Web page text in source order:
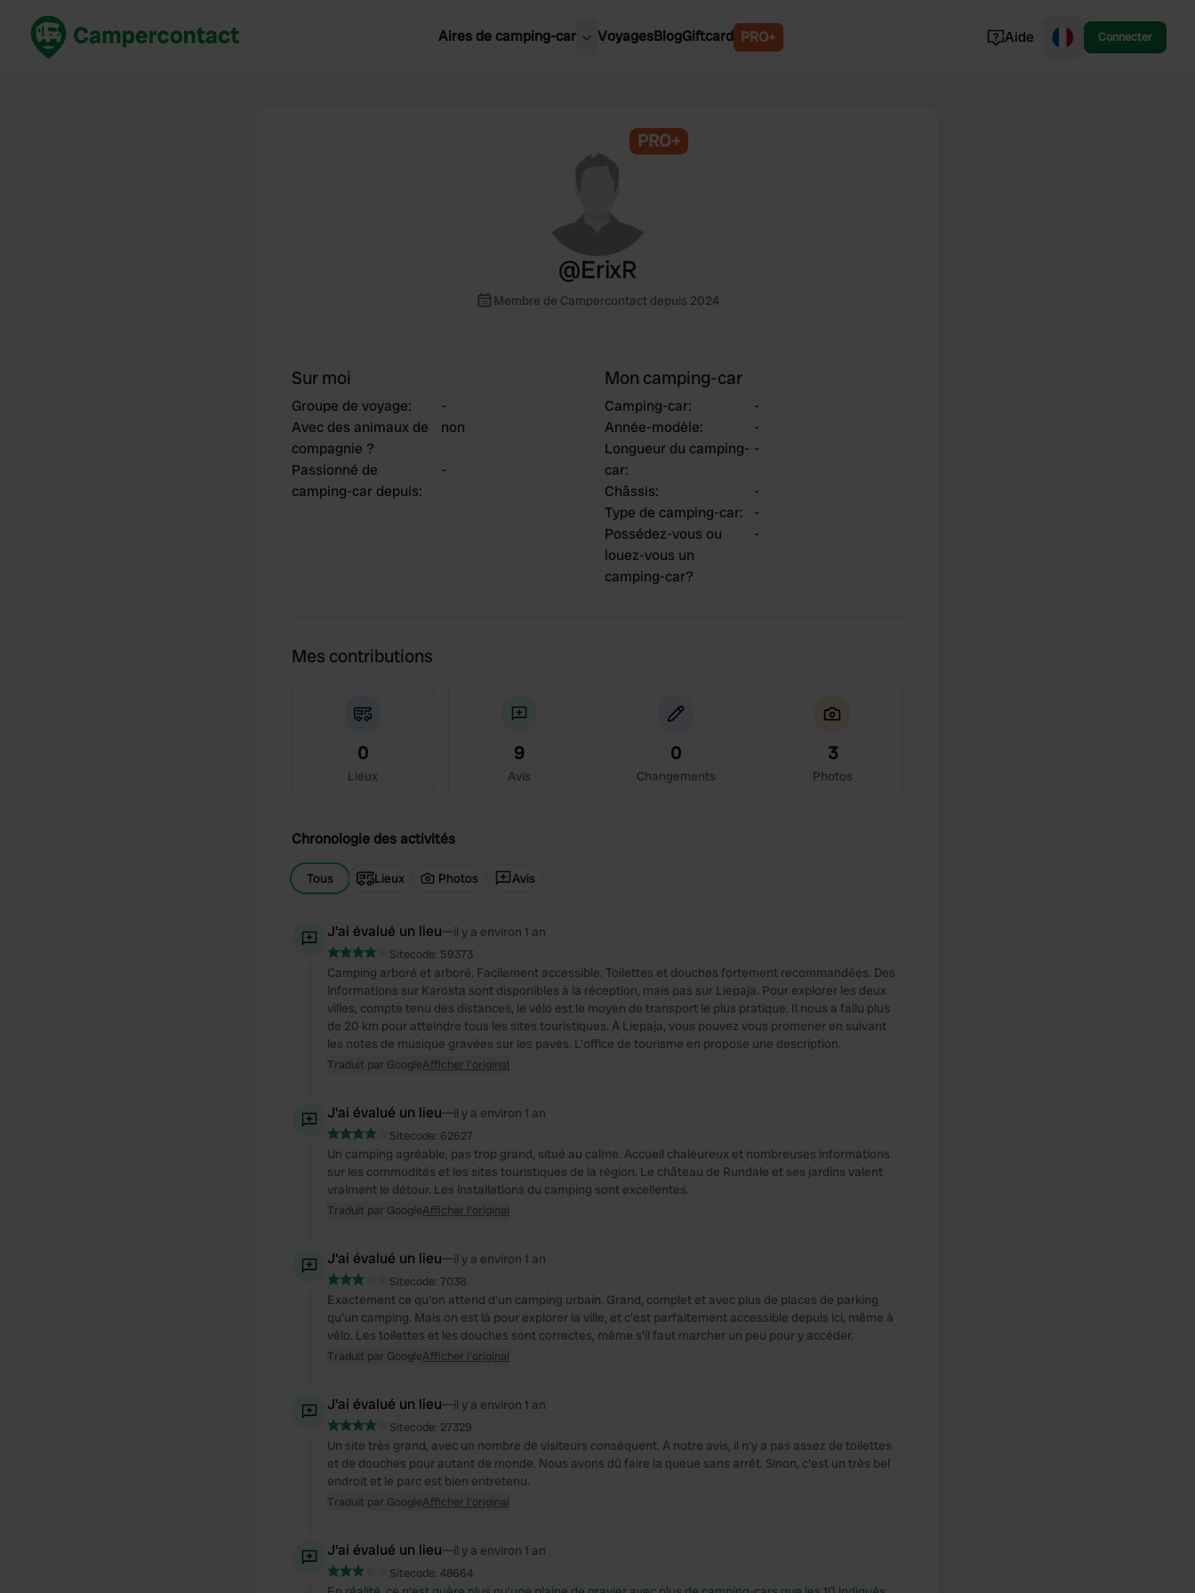
Aires de camping-car VoyagesBlogGiftcard PRO+ Aide Connecter
PRO+
@ErixR
Membre de Campercontact depuis 2024
Sur moi
Groupe de voyage:
-
Avec des animaux de
compagnie ?
non
Passionné de
camping-car depuis:
-
Mon camping-car
Camping-car:
-
Année-modèle:
-
Longueur du camping-
car:
-
Châssis:
-
Type de camping-car:
-
Possédez-vous ou
louez-vous un
camping-car?
-
Mes contributions
0
Lieux
9
Avis
0
Changements
3
Photos
Chronologie des activités
Tous Lieux Photos Avis
J'ai évalué un lieu—il y a environ 1 an
Sitecode: 59373
Camping arboré et arboré. Facilement accessible. Toilettes et douches fortement recommandées. Des
informations sur Karosta sont disponibles à la réception, mais pas sur Liepaja. Pour explorer les deux
villes, compte tenu des distances, le vélo est le moyen de transport le plus pratique. Il nous a fallu plus
de 20 km pour atteindre tous les sites touristiques. À Liepaja, vous pouvez vous promener en suivant
les notes de musique gravées sur les pavés. L'office de tourisme en propose une description.
Traduit par GoogleAfficher l'original
J'ai évalué un lieu—il y a environ 1 an
Sitecode: 62627
Un camping agréable, pas trop grand, situé au calme. Accueil chaleureux et nombreuses informations
sur les commodités et les sites touristiques de la région. Le château de Rundale et ses jardins valent
vraiment le détour. Les installations du camping sont excellentes.
Traduit par GoogleAfficher l'original
J'ai évalué un lieu—il y a environ 1 an
Sitecode: 7038
Exactement ce qu'on attend d'un camping urbain. Grand, complet et avec plus de places de parking
qu'un camping. Mais on est là pour explorer la ville, et c'est parfaitement accessible depuis ici, même à
vélo. Les toilettes et les douches sont correctes, même s'il faut marcher un peu pour y accéder.
Traduit par GoogleAfficher l'original
J'ai évalué un lieu—il y a environ 1 an
Sitecode: 27329
Un site très grand, avec un nombre de visiteurs conséquent. À notre avis, il n'y a pas assez de toilettes
et de douches pour autant de monde. Nous avons dû faire la queue sans arrêt. Sinon, c'est un très bel
endroit et le parc est bien entretenu.
Traduit par GoogleAfficher l'original
J'ai évalué un lieu—il y a environ 1 an
Sitecode: 48664